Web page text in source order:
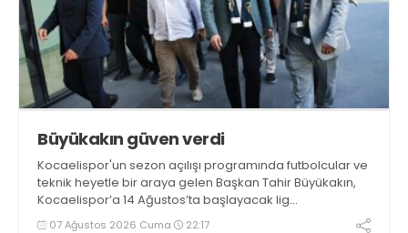
Büyükakın güven verdi
Kocaelispor'un sezon açılışı programında futbolcular ve
teknik heyetle bir araya gelen Başkan Tahir Büyükakın,
Kocaelispor’a 14 Ağustos’ta başlayacak lig
maratonunda başarılar diledi ve “Yanınızdayım” dedi.
07 Ağustos 2026 Cuma 22:17